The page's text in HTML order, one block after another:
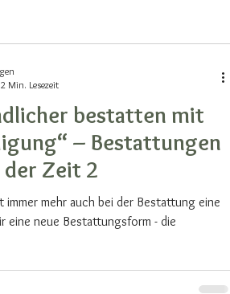
bestatten mit
– Bestattungen
Zeit 2
immer mehr auch bei der Bestattung eine
eine neue Bestattungsform - die
2 Min. Lesezeit